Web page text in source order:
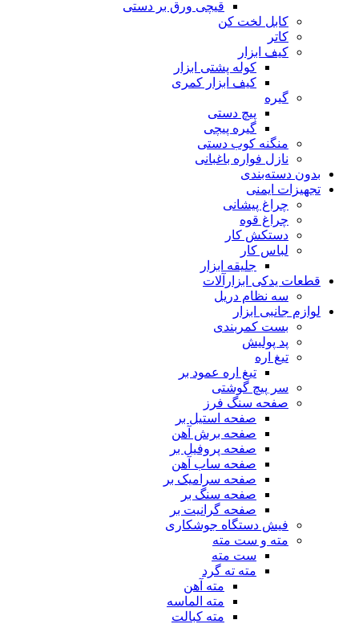
قیچی ورق بر دستی
کابل لخت کن
کاتر
کیف ابزار
کوله پشتی ابزار
کیف ابزار کمری
گیره
پیچ دستی
گیره پیچی
منگنه کوب دستی
نازل فواره باغبانی
بدون دسته‌بندی
تجهیزات ایمنی
چراغ پیشانی
چراغ قوه
دستکش کار
لباس کار
جلیقه ابزار
قطعات یدکی ابزارآلات
سه نظام دریل
لوازم جانبی ابزار
بست کمربندی
پد پولیش
تیغ اره
تیغ اره عمود بر
سر پیچ گوشتی
صفحه سنگ فرز
صفحه استیل بر
صفحه برش آهن
صفحه پروفیل بر
صفحه ساب آهن
صفحه سرامیک بر
صفحه سنگ بر
صفحه گرانیت بر
فیش دستگاه جوشکاری
مته و ست مته
ست مته
مته ته گرد
مته آهن
مته الماسه
مته کبالت